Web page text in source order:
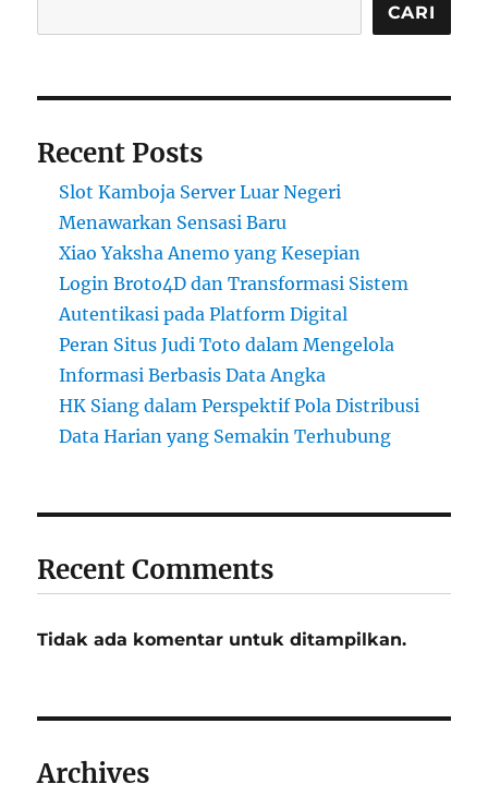
CARI
Recent Posts
Slot Kamboja Server Luar Negeri
Menawarkan Sensasi Baru
Xiao Yaksha Anemo yang Kesepian
Login Broto4D dan Transformasi Sistem
Autentikasi pada Platform Digital
Peran Situs Judi Toto dalam Mengelola
Informasi Berbasis Data Angka
HK Siang dalam Perspektif Pola Distribusi
Data Harian yang Semakin Terhubung
Recent Comments
Tidak ada komentar untuk ditampilkan.
Archives